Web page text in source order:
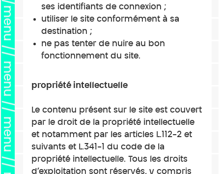
ses identifiants de connexion ;
utiliser le site conformément à sa
destination ;
ne pas tenter de nuire au bon
fonctionnement du site.
propriété intellectuelle
Le contenu présent sur le site est couvert
par le droit de la propriété intellectuelle
et notamment par les articles L.112-2 et
suivants et L.341-1 du code de la
propriété intellectuelle. Tous les droits
d’exploitation sont réservés, y compris